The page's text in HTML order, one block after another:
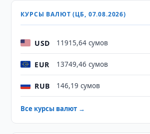
КУРСЫ ВАЛЮТ (ЦБ, 07.08.2026)
USD 11915,64 сумов
EUR 13749,46 сумов
RUB 146,19 сумов
Все курсы валют →